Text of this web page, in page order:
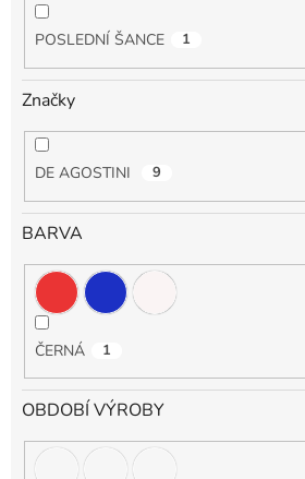
POSLEDNÍ ŠANCE 1
Značky
DE AGOSTINI 9
BARVA
ČERNÁ 1
OBDOBÍ VÝROBY